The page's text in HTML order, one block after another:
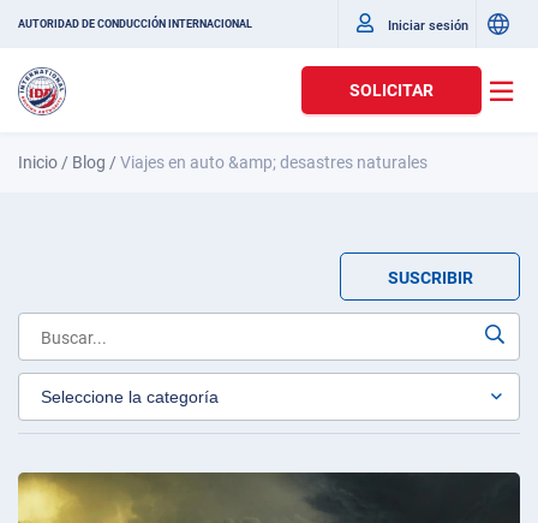
AUTORIDAD DE CONDUCCIÓN INTERNACIONAL Iniciar sesión
SOLICITAR
Inicio / Blog /Viajes en auto &amp; desastres naturales
SUSCRIBIR